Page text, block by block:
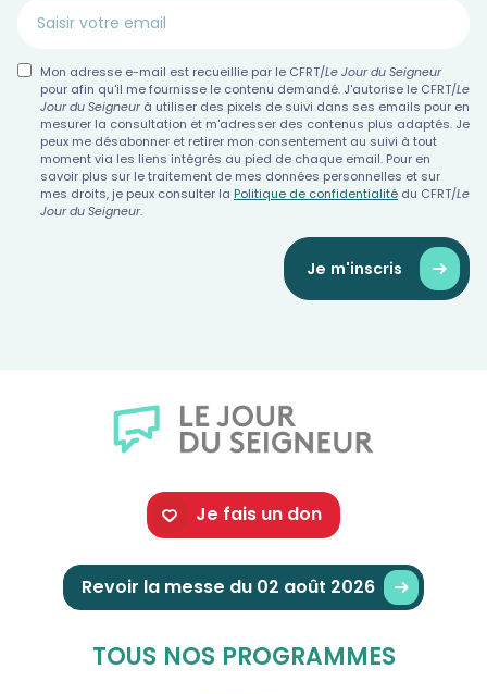
Mon adresse e-mail est recueillie par le CFRT/Le Jour du Seigneur
pour afin qu'il me fournisse le contenu demandé. J'autorise le CFRT/Le
Jour du Seigneurà utiliser des pixels de suivi dans ses emails pour en
mesurer la consultation et m'adresser des contenus plus adaptés. Je
peux me désabonner et retirer mon consentement au suivi à tout
moment via les liens intégrés au pied de chaque email. Pour en
savoir plus sur le traitement de mes données personnelles et sur
mes droits, je peux consulter la Politique de confidentialité du CFRT/Le
Jour du Seigneur.
Je m'inscris
Je fais un don
Revoir la messe du 02 août 2026
TOUS NOS PROGRAMMES